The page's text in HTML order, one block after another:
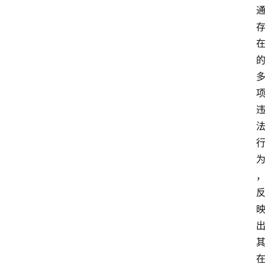
通
存
在
的
多
项
违
法
行
为
，
反
映
出
其
在